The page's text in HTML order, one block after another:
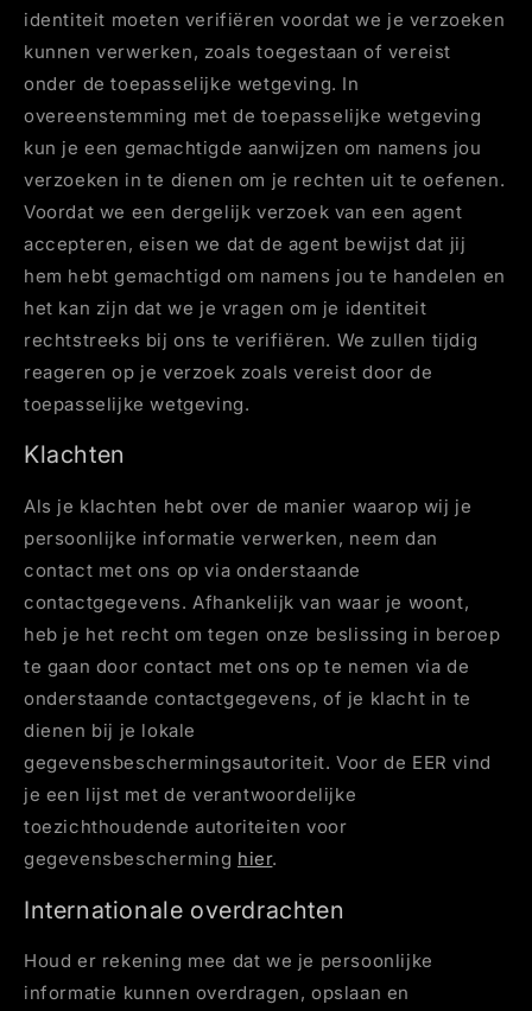
identiteit moeten verifiëren voordat we je verzoeken
kunnen verwerken, zoals toegestaan of vereist
onder de toepasselijke wetgeving. In
overeenstemming met de toepasselijke wetgeving
kun je een gemachtigde aanwijzen om namens jou
verzoeken in te dienen om je rechten uit te oefenen.
Voordat we een dergelijk verzoek van een agent
accepteren, eisen we dat de agent bewijst dat jij
hem hebt gemachtigd om namens jou te handelen en
het kan zijn dat we je vragen om je identiteit
rechtstreeks bij ons te verifiëren. We zullen tijdig
reageren op je verzoek zoals vereist door de
toepasselijke wetgeving.
Klachten
Als je klachten hebt over de manier waarop wij je
persoonlijke informatie verwerken, neem dan
contact met ons op via onderstaande
contactgegevens. Afhankelijk van waar je woont,
heb je het recht om tegen onze beslissing in beroep
te gaan door contact met ons op te nemen via de
onderstaande contactgegevens, of je klacht in te
dienen bij je lokale
gegevensbeschermingsautoriteit. Voor de EER vind
je een lijst met de verantwoordelijke
toezichthoudende autoriteiten voor
gegevensbescherming hier.
Internationale overdrachten
Houd er rekening mee dat we je persoonlijke
informatie kunnen overdragen, opslaan en